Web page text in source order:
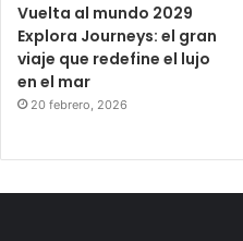
Vuelta al mundo 2029
Explora Journeys: el gran
viaje que redefine el lujo
en el mar
20 febrero, 2026